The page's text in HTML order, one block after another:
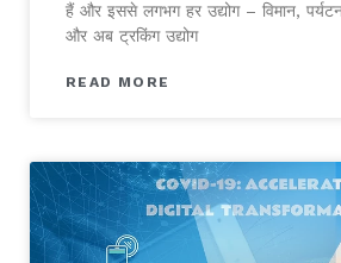
हैं और इससे लगभग हर उद्योग – विमान,
और अब ट्रकिंग उद्योग
READ MORE